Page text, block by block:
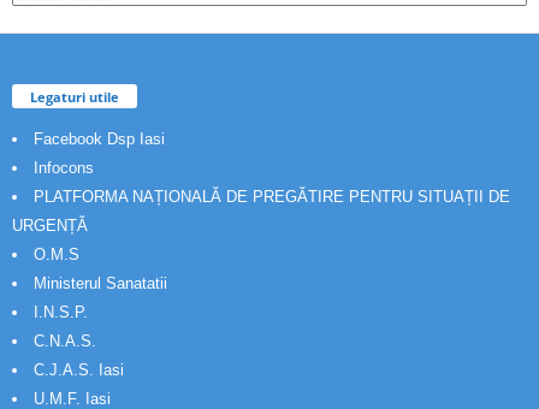
Legaturi utile
Facebook Dsp Iasi
Infocons
PLATFORMA NAȚIONALĂ DE PREGĂTIRE PENTRU SITUAȚII DE
URGENȚĂ
O.M.S
Ministerul Sanatatii
I.N.S.P.
C.N.A.S.
C.J.A.S. Iasi
U.M.F. Iasi